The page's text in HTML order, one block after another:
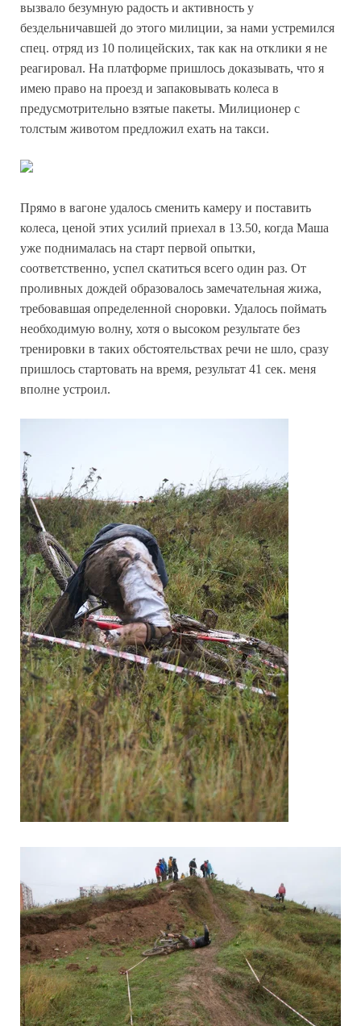
вызвало безумную радость и активность у
бездельничавшей до этого милиции, за нами устремился
спец. отряд из 10 полицейских, так как на отклики я не
реагировал. На платформе пришлось доказывать, что я
имею право на проезд и запаковывать колеса в
предусмотрительно взятые пакеты. Милиционер с
толстым животом предложил ехать на такси.
Прямо в вагоне удалось сменить камеру и поставить
колеса, ценой этих усилий приехал в 13.50, когда Маша
уже поднималась на старт первой опытки,
соответственно, успел скатиться всего один раз. От
проливных дождей образовалось замечательная жижа,
требовавшая определенной сноровки. Удалось поймать
необходимую волну, хотя о высоком результате без
тренировки в таких обстоятельствах речи не шло, сразу
пришлось стартовать на время, результат 41 сек. меня
вполне устроил.